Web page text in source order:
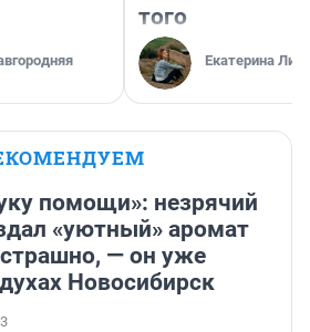
того
Екатерина
помощи»: незрячий
«уютный» аромат
— он уже
Новосибирск